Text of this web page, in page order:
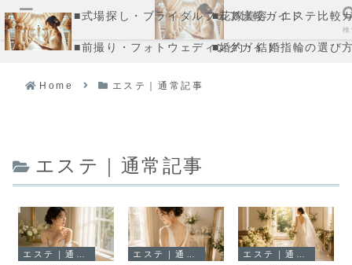
■式場探し・ブライダルフェア比較ガイド
■花嫁美容・エステ比較
■前撮り・フォトウェディングガイド■婚約・結婚指輪の選び
Home エステ｜通常記事
エステ｜通常記事
メニュー